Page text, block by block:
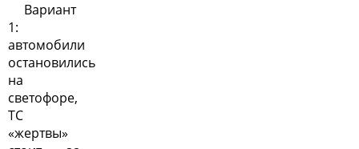
Вариант
1:
автомобили
остановились
на
светофоре,
ТС
«жертвы»